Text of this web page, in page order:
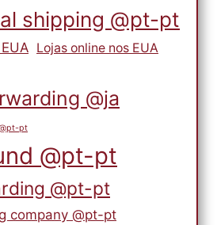
shipping @pt-pt
Lojas online nos EUA
@ja
pt
@pt-pt
@pt-pt
company @pt-pt